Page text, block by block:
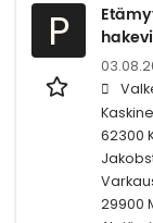
P
62300
29900